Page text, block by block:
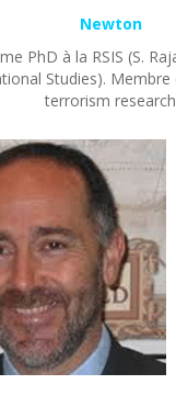
Newton
PhD à la RSIS (S.
Studies).
terrorism research